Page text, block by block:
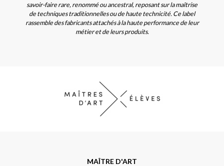
savoir-faire rare, renommé ou ancestral, reposant sur la maîtrise
de techniques traditionnelles ou de haute technicité. Ce label
rassemble des fabricants attachés à la haute performance de leur
métier et de leurs produits.
MAÎTRE D'ART